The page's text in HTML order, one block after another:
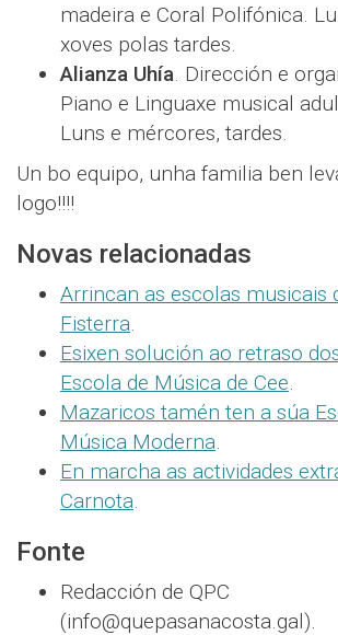
madeira e Coral Polifónica.
xoves polas tardes.
Alianza Uhía . Dirección e
Piano e Linguaxe musical
Luns e mércores, tardes.
Un bo equipo, unha familia ben
logo!!!!
Novas relacionadas
Arrincan as escolas musicais
Fisterra
Esixen solución ao retraso
Escola de Música de Cee
Mazaricos tamén ten a súa
Música Moderna
En marcha as actividades
Carnota
Fonte
Redacción de QPC
(info@quepasanacosta.gal).